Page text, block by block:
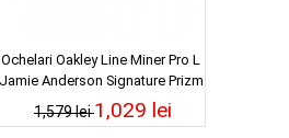
Ochelari Oakley Line Miner Pro L
Jamie Anderson Signature Prizm
Snow Argon Iridium 25/26
1,579 lei1,029 lei